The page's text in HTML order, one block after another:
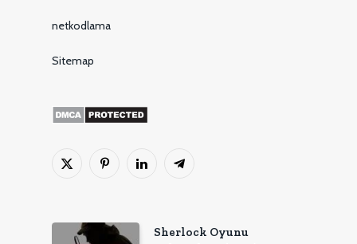
netkodlama
Sitemap
X
Pinterest'inLinkedInTelgraf
Sherlock Oyunu